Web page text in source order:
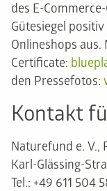
des E-
Gütesiegel
Onlineshops
Certificate:
den Pressefotos:
Kontakt
Naturefund e.
Karl-Glässing-
Tel.: +49 611 504